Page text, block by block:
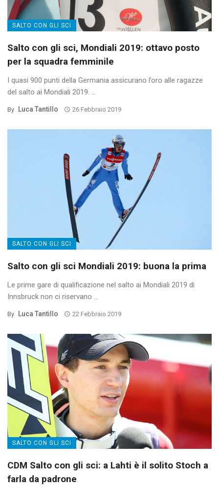
SALTO CON GLI SCI
Salto con gli sci, Mondiali 2019: ottavo posto
per la squadra femminile
I quasi 900 punti della Germania assicurano l’oro alle ragazze
del salto ai Mondiali 2019. ...
By Luca Tantillo 26 Febbraio 2019
SALTO CON GLI SCI
Salto con gli sci Mondiali 2019: buona la prima
Le prime gare di qualificazione nel salto ai Mondiali 2019 di
Innsbruck non ci riservano ...
By Luca Tantillo 22 Febbraio 2019
SALTO CON GLI SCI
CDM Salto con gli sci: a Lahti è il solito Stoch a
farla da padrone